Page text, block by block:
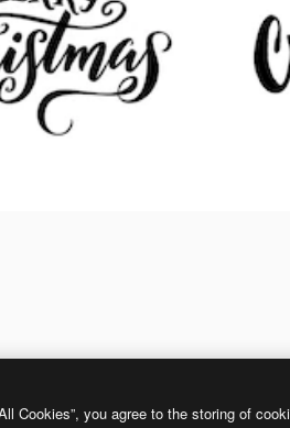
Cookies”, you agree to the storing of